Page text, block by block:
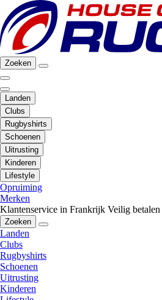
Zoeken
Landen
Clubs
Rugbyshirts
Schoenen
Uitrusting
Kinderen
Lifestyle
Opruiming
Merken
Klantenservice in Frankrijk Veilig betalen
Zoeken
Landen
Clubs
Rugbyshirts
Schoenen
Uitrusting
Kinderen